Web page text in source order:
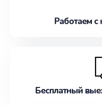
Работаем
Бесплатный